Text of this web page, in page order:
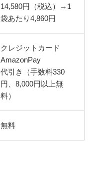
14,580円（税込）→1
袋あたり4,860円
クレジットカード
AmazonPay
代引き（手数料330
円、8,000円以上無
料）
無料